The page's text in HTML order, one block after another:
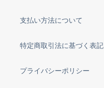
支払い方法について
特定商取引法に基づく表記
プライバシーポリシー